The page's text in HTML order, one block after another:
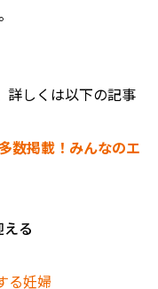
詳しくは以下の記事
数掲載！みんなのエ
る